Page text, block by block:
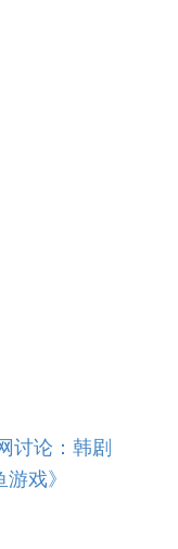
讨论：韩剧
戏》